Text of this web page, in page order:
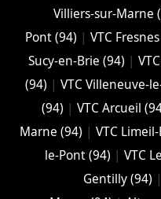
Villiers-sur-Marne
Pont (94) | VTC
Sucy-en-Brie (94) |
(94) | VTC Villeneuve-
(94) | VTC Arcueil
Marne (94) |VTC
le-Pont (94) |VTC
Gentilly (94) |